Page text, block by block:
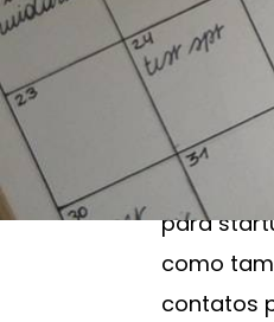
10/02/2020
O Banco
para
como
contatos